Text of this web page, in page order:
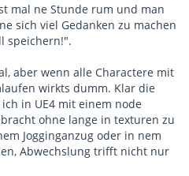
mal ne Stunde rum und man
sich viel Gedanken zu machen
speichern!".
aber wenn alle Charactere mit
wirkts dumm. Klar die
in UE4 mit einem node
ohne lange in texturen zu
Jogginganzug oder in nem
Abwechslung trifft nicht nur